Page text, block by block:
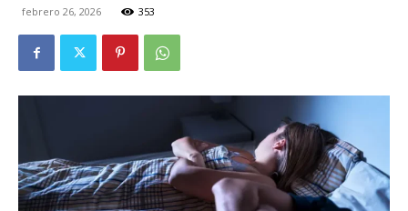
febrero 26, 2026 353